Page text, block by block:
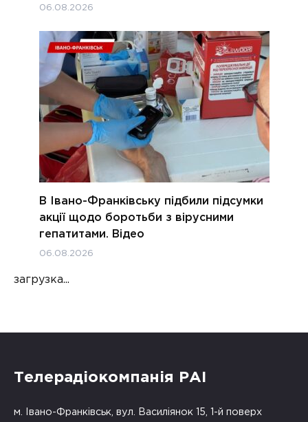
06.08.2026
В Івано-Франківську підбили підсумки
акції щодо боротьби з вірусними
гепатитами. Відео
06.08.2026
загрузка...
Телерадіокомпанія РАІ
м. Івано-Франківськ, вул. Василіянок 15, 1-й поверх